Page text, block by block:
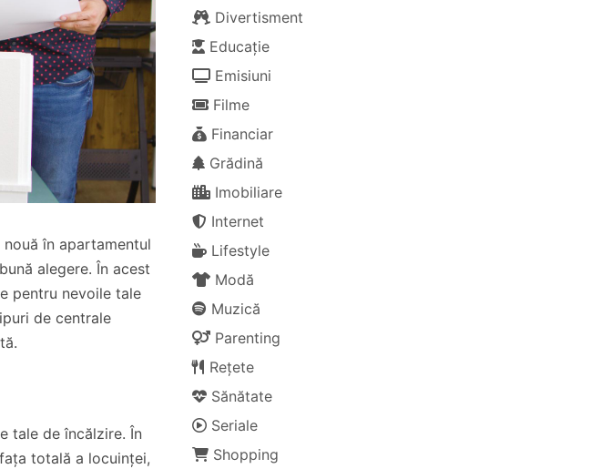
în apartamentul
alegere. În acest
pentru nevoile tale
de centrale
tale de încălzire. În
totală a locuinței,
Divertisment
Educație
Emisiuni
Filme
Financiar
Grădină
Imobiliare
Internet
Lifestyle
Modă
Muzică
Parenting
Rețete
Sănătate
Seriale
Shopping